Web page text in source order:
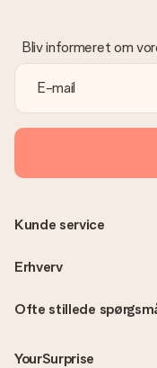
Bliv informeret om
Ofte stillede
YourSurprise
Kunde service
Erhverv